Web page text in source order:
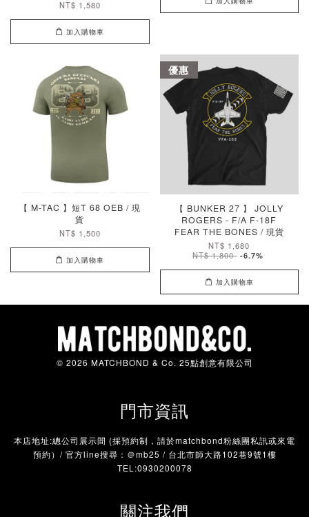
NT$ 1,580
加入購物車
【 M-TAC 】短T 68 OEB / 現
貨
NT$ 1,500
加入購物車
優惠
【 BUNKER 27 】 JOLLY
ROGERS - F/A F-18F
FEAR THE BONES / 現貨
NT$ 1,680
NT$ 1,800 -6.7%
加入購物車
© 2026 MATCHBOND & Co. 25點創意有限公司
門市資訊
本店地址:總公司展示間 (採預約制，請於matchbond粉絲團私訊或來電
預約）/ 官方line搜尋：＠mb25 / 台北市師大路102巷9號1樓
TEL:0930200078
關注我們